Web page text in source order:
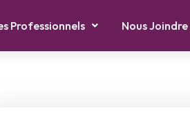
Professionnels Nous Joindre